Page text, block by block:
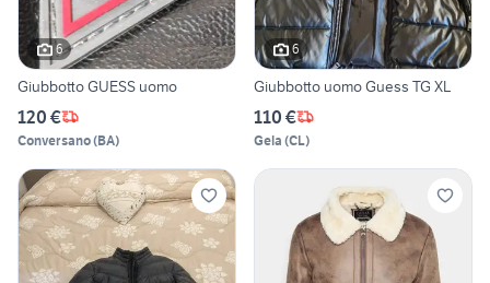
6
Giubbotto GUESS uomo
120 €
Conversano(BA)
6
Giubbotto uomo Guess TG XL
110 €
Gela (CL)